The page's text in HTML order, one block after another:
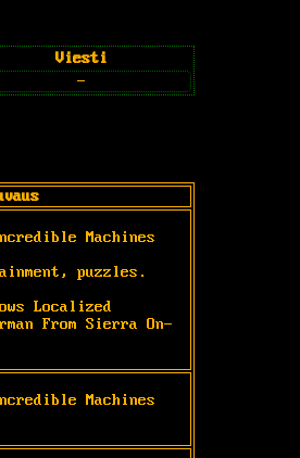
Viesti
-
Machines
puzzles.
Localized
From Sierra On-
Machines